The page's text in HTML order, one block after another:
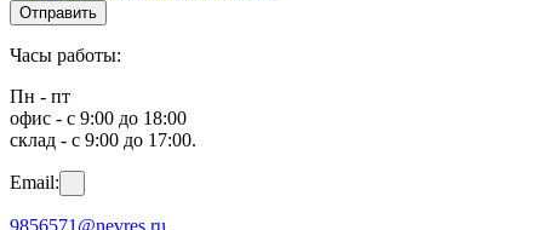
Отправить
Часы работы:
Пн - пт
офис - с 9:00 до 18:00
склад - с 9:00 до 17:00.
Email:
9856571@nevres.ru